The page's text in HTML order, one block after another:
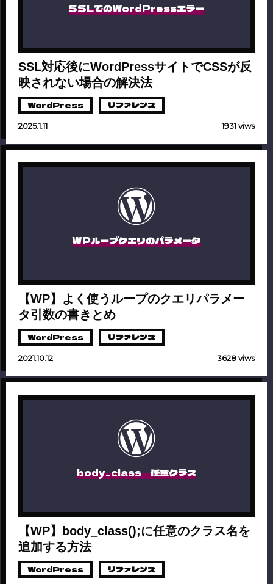
SSLでのWordPressエラー
SSL対応後にWordPressサイトでCSSが反
映されない場合の解決法
WordPress リファレンス
2025.1.11 1931 viws
WPループクエリのパラメータ
【WP】よく使うループのクエリパラメー
タ引数の書きとめ
WordPress リファレンス
2021.10.12 3628 viws
body_class 任意クラス
【WP】body_class();に任意のクラス名を
追加する方法
WordPress リファレンス